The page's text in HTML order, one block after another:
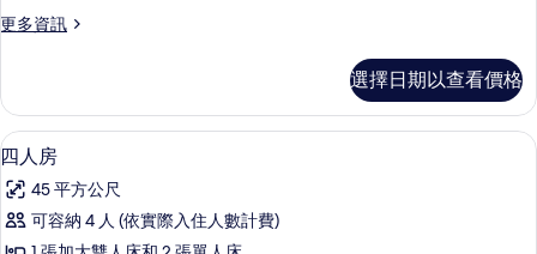
相
更多資訊
更
房
的
詳
選擇日期以查看價格
顯
示
四
人
四人房 | 客房內保險箱、書桌、隔音
6
四人房
45 平方公尺
可容納 4 人 (依實際入住人數計費)